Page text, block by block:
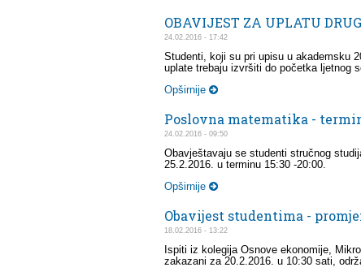
OBAVIJEST ZA UPLATU
24.02.2016 - 17:42
Studenti, koji su pri upisu u akademsku
uplate trebaju izvršiti do početka ljetnog
Opširnije
Poslovna matematika -
24.02.2016 - 09:50
Obavještavaju se studenti stručnog
25.2.2016. u terminu 15:30 -20:00.
Opširnije
Obavijest studentima -
18.02.2016 - 13:22
Ispiti iz kolegija Osnove ekonomije,
zakazani za 20.2.2016. u 10:30 sati,